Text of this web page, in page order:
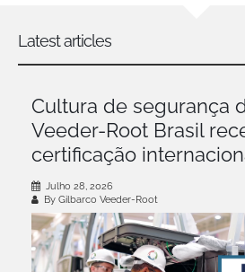
Latest articles
Cultura de segurança
Veeder-Root Brasil
certificação
Julho 28, 2026
By Gilbarco Veeder-Root